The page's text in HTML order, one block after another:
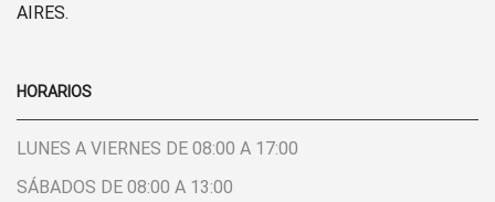
AIRES.
HORARIOS
LUNES A VIERNES DE 08:00 A 17:00
SÁBADOS DE 08:00 A 13:00